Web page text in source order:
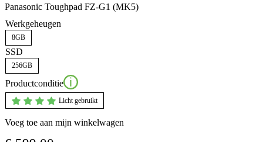
Panasonic Toughpad FZ-G1 (MK5)
Werkgeheugen
8GB
SSD
256GB
Productconditie
Licht gebruikt
Voeg toe aan mijn winkelwagen